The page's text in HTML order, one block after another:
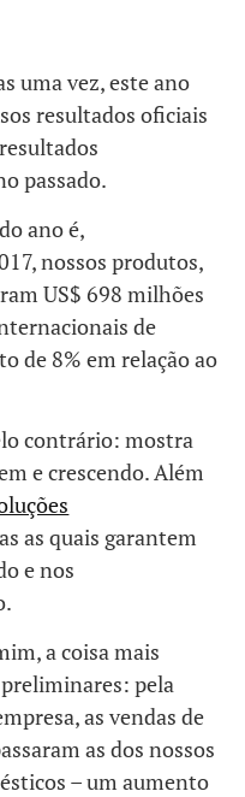
uma vez, este ano
resultados oficiais
passado.
ano é,
nossos produtos,
US$ 698 milhões
de
de 8% em relação ao
contrário: mostra
e crescendo. Além
as quais garantem
e nos
a coisa mais
pela
as vendas de
as dos nossos
– um aumento